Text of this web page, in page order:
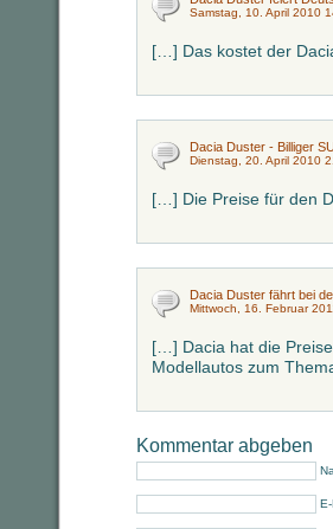
Samstag, 10. April 2010
[…] Das kostet der
Dacia Duster - Billiger
Dienstag, 20. April 2010
[…] Die Preise für den
Dacia Duster fährt bei
Mittwoch, 16. Februar
[…] Dacia hat die
Modellautos zum
Kommentar abgeben